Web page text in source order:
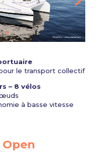
le transport collectif
– 8 vélos
à basse vitesse
Open